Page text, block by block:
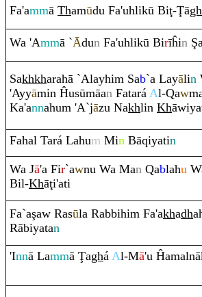
Fa'ammā Thamūdu Fa'uhlikū Biţ-Ţāgh
Wa 'Ammā `Ādun Fa'uhlikū Birīĥin Ş
Sakhkharahā `Alayhim Sab`a Layālin
'Ayyāmin Ĥusūmāan Fatará Al-Qaw
Ka'annahum 'A`jāzu Nakhlin Kh
Fahal Tará Lahum Min Bāqiyatin
Wa Jā'a Fir`awnu Wa Man Qablahu
Bil-Khāţi'ati
Fa`aşaw Rasūla Rabbihim Fa'akhadh
Rābiyatan
'Innā Lammā Ţaghá Al-Mā'u